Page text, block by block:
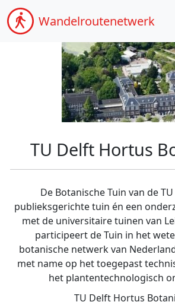
Wandelroutenetwerk
TU Delft Hortus
De Botanische Tuin van de
publieksgerichte tuin én een
met de universitaire tuinen van
participeert de Tuin in het
botanische netwerk van
met name op het toegepast
het plantentechnologisch
TU Delft Hortus